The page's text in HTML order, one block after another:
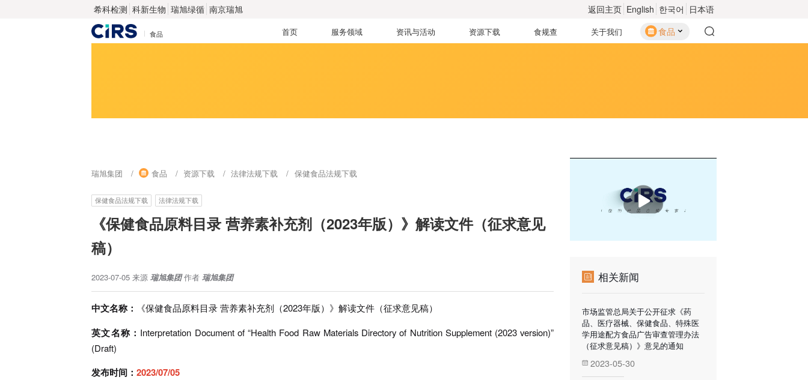
希科检测 科新生物 瑞旭绿循 南京瑞旭 返回主页 English 한국어 日本语
食品 首页 服务领域 资讯与活动 资源下载 食规查 关于我们 食品
瑞旭集团 食品 资源下载 法律法规下载 保健食品法规下载
保健食品法规下载 法律法规下载
《保健食品原料目录 营养素补充剂（2023年版）》解读文件（征求意见
稿）
2023-07-05 来源 瑞旭集团 作者 瑞旭集团
中文名称： 《保健食品原料目录 营养素补充剂（2023年版）》解读文件（征求意见稿）
英文名称： Interpretation Document of “Health Food Raw Materials Directory of Nutrition Supplement (2023 version)”
(Draft)
发布时间： 2023/07/05
播
放
相关新闻
市场监管总局关于公开征求《药
品、医疗器械、保健食品、特殊医
学用途配方食品广告审查管理办法
（征求意见稿）》意见的通知
2023-05-30